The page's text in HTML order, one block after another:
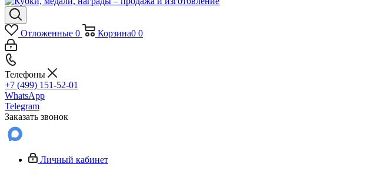
Отложенные 0 Корзина0 0
Телефоны
+7 (499) 151-52-01
WhatsApp
Telegram
Заказать звонок
Личный кабинет